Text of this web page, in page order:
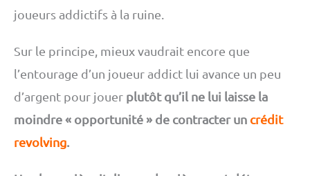
joueurs addictifs à la ruine.
Sur le principe, mieux vaudrait encore que
l’entourage d’un joueur addict lui avance un peu
d’argent pour jouer plutôt qu’il ne lui laisse la
moindre « opportunité » de contracter un crédit
revolving.